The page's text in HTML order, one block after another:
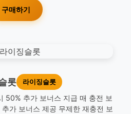
구매하기
롯 라이징슬롯
50% 추가 보너스 지급 매 충전 보
가 보너스 제공 무제한 재충전 보